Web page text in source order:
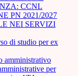
CCNL
PN 2021/2027
NEI SERVIZI
di studio per ex
amministrativo
per